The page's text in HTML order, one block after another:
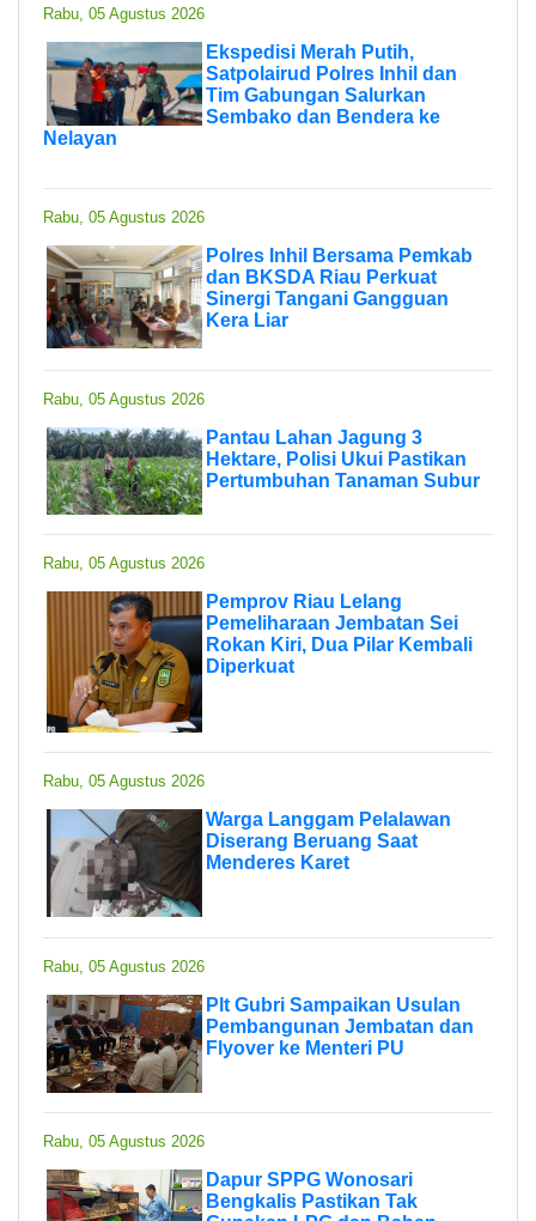
Rabu, 05 Agustus 2026
Ekspedisi Merah Putih,
Satpolairud Polres Inhil dan
Tim Gabungan Salurkan
Sembako dan Bendera ke
Nelayan
Rabu, 05 Agustus 2026
Polres Inhil Bersama Pemkab
dan BKSDA Riau Perkuat
Sinergi Tangani Gangguan
Kera Liar
Rabu, 05 Agustus 2026
Pantau Lahan Jagung 3
Hektare, Polisi Ukui Pastikan
Pertumbuhan Tanaman Subur
Rabu, 05 Agustus 2026
Pemprov Riau Lelang
Pemeliharaan Jembatan Sei
Rokan Kiri, Dua Pilar Kembali
Diperkuat
Rabu, 05 Agustus 2026
Warga Langgam Pelalawan
Diserang Beruang Saat
Menderes Karet
Rabu, 05 Agustus 2026
Plt Gubri Sampaikan Usulan
Pembangunan Jembatan dan
Flyover ke Menteri PU
Rabu, 05 Agustus 2026
Dapur SPPG Wonosari
Bengkalis Pastikan Tak